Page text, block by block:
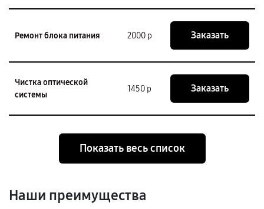
Ремонт блока питания 2000 р Заказать
Чистка оптической
системы
1450 р Заказать
Показать весь список
Наши преимущества